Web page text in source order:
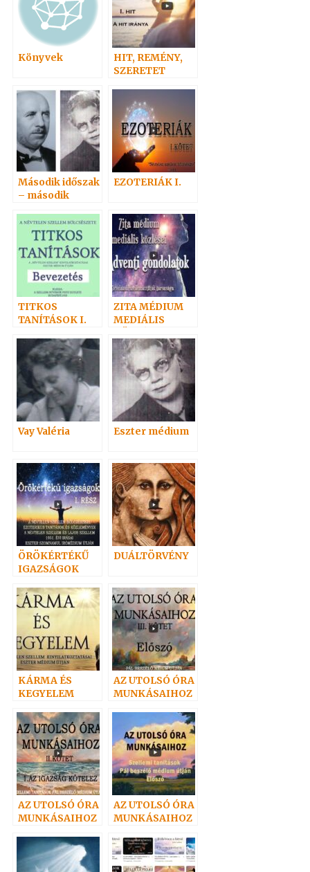
Könyvek
HIT, REMÉNY,
SZERETET
Második időszak
– második
EZOTERIÁK I.
TITKOS
TANÍTÁSOK I.
ZITA MÉDIUM
MEDIÁLIS
Vay Valéria Eszter médium
ÖRÖKÉRTÉKŰ
IGAZSÁGOK
DUÁLTÖRVÉNY
KÁRMA ÉS
KEGYELEM
AZ UTOLSÓ ÓRA
MUNKÁSAIHOZ
AZ UTOLSÓ ÓRA
MUNKÁSAIHOZ
AZ UTOLSÓ ÓRA
MUNKÁSAIHOZ